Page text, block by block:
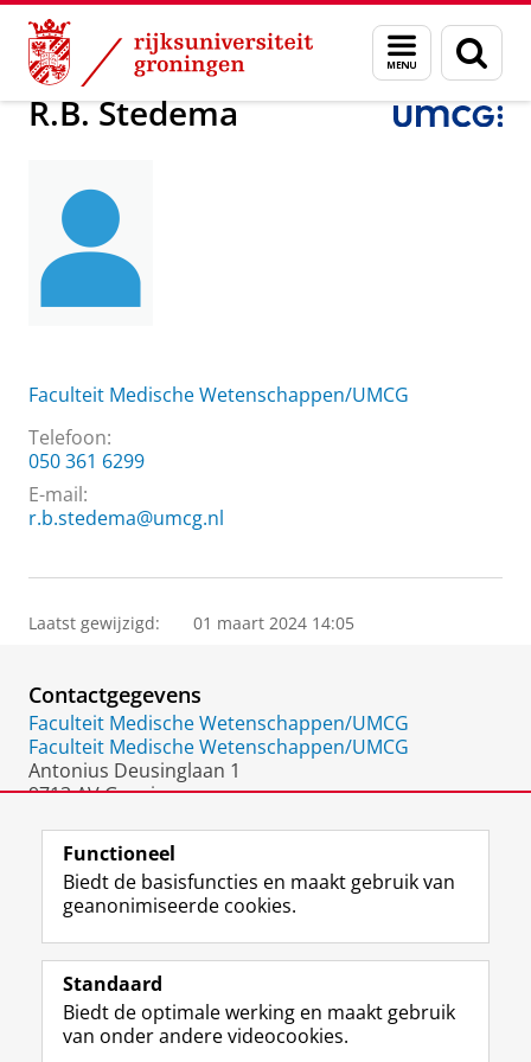
Skip
Content
Skip
Navigation
Menu
en
zoeken
Over ons R.B. Stedema
R.B. Stedema
Faculteit Medische Wetenschappen/UMCG
Telefoon:
050 361 6299
E-mail:
r.b.stedema@umcg.nl
Laatst gewijzigd: 01 maart 2024 14:05
Contactgegevens
Faculteit Medische Wetenschappen/UMCG
Faculteit Medische Wetenschappen/UMCG
Antonius Deusinglaan 1
9713 AV Groningen
Volg de RUG
F
a
e
b
L
i
k
e
R
S
-
f
I
n
t
Y
o
T
Studiekiezers
Functioneel
Biedt de basisfuncties en maakt gebruik van
geanonimiseerde cookies.
Standaard
Biedt de optimale werking en maakt gebruik
van onder andere videocookies.